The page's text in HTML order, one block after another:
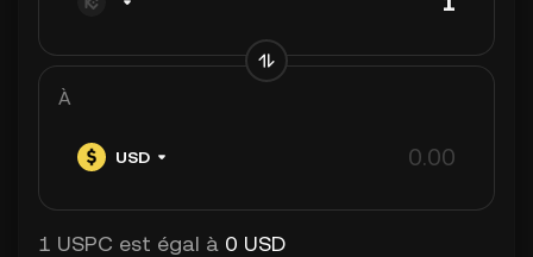
À
USD
1 USPC est égal à 0 USD